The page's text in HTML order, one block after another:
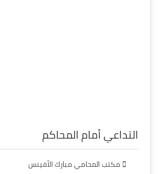
التداعي أمام المحاكم
مكتب المحامي مبارك الأفينس